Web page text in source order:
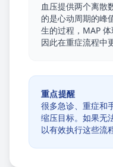
血压提供两个离散
的是心动周期的峰
生的过程，MAP
因此在重症流程中
重点提醒
很多急诊、重症和
缩压目标。如果无
以有效执行这些流